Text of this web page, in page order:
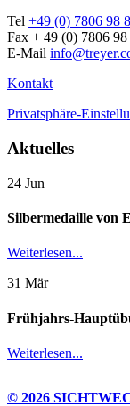
Tel +49 (0) 7806 98
Fax + 49 (0) 7806
E-Mail
Kontakt
Privatsphäre-
Aktuelles
24 Jun
Silbermedaille von
Weiterlesen...
31 Mär
Frühjahrs-
Weiterlesen...
© 2026